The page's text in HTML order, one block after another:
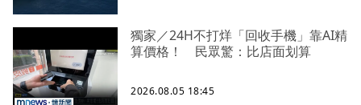
獨家／24H不打烊「回收手機」靠AI精
算價格！ 民眾驚：比店面划算
2026.08.05 18:45